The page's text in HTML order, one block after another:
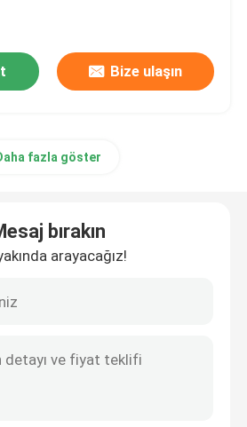
Bize ulaşın
fazla göster
bırakın
arayacağız!